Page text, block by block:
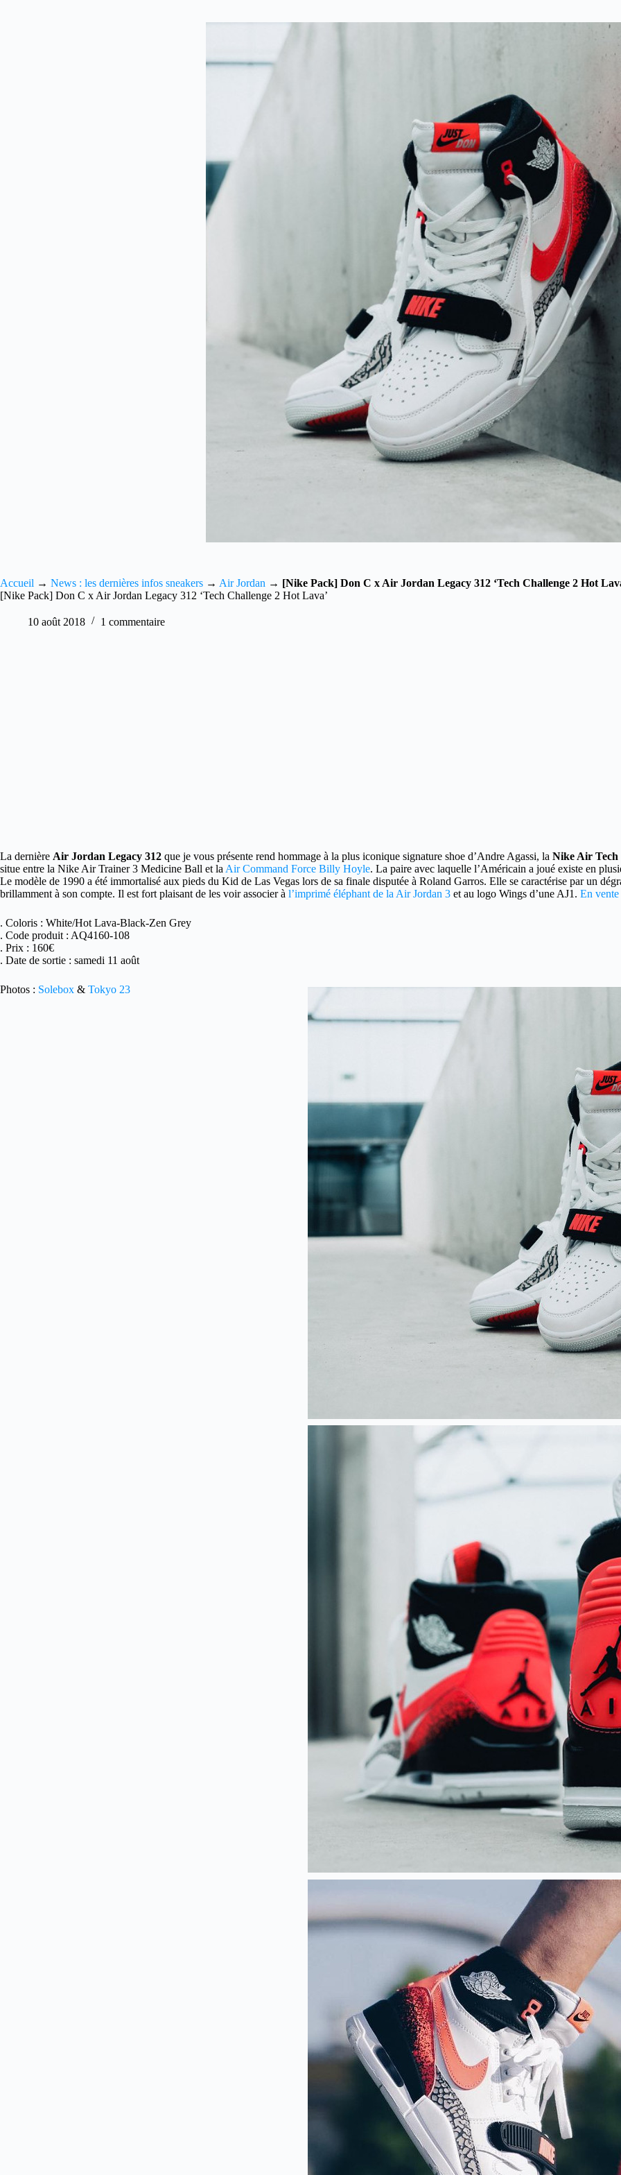
Accueil → News : les dernières infos sneakers → Air Jordan → [Nike Pack] Don C x Air Jordan Legacy 312 ‘Tech Challenge 2 Hot
[Nike Pack] Don C x Air Jordan Legacy 312 ‘Tech Challenge 2 Hot Lava’
10 août 2018 1 commentaire
La dernière Air Jordan Legacy 312 que je vous présente rend hommage à la plus iconique signature shoe d’Andre Agassi, la Nike Air
situe entre la Nike Air Trainer 3 Medicine Ball et la Air Command Force Billy Hoyle. La paire avec laquelle l’Américain a joué existe en
Le modèle de 1990 a été immortalisé aux pieds du Kid de Las Vegas lors de sa finale disputée à Roland Garros. Elle se caractérise par un
brillamment à son compte. Il est fort plaisant de les voir associer à l’imprimé éléphant de la Air Jordan 3 et au logo Wings d’une AJ1. En
. Coloris : White/Hot Lava-Black-Zen Grey
. Code produit : AQ4160-108
. Prix : 160€
. Date de sortie : samedi 11 août
Photos : Solebox & Tokyo 23